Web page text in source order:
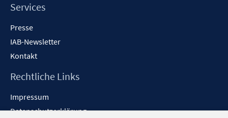
Services
Presse
IAB-Newsletter
Kontakt
Rechtliche Links
Impressum
Datenschutzerklärung